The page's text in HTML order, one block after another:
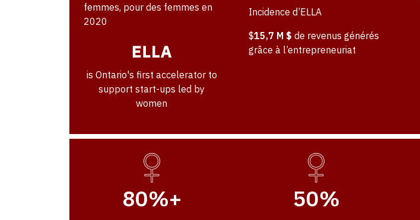
femmes, pour des femmes en
2020
is Ontario's first accelerator to
support start-ups led by
women
Incidence d’ELLA
$15,7 M $ de revenus générés
grâce à l’entrepreneuriat
80%+ 50%